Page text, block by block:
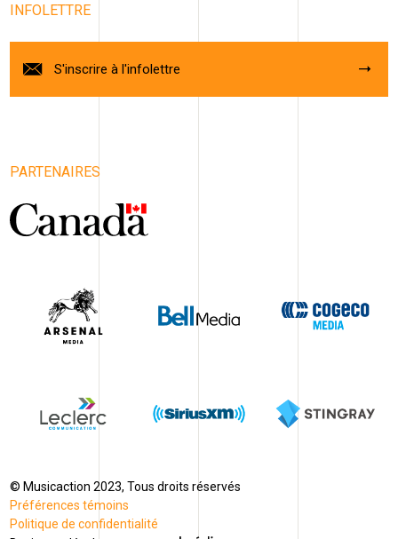
INFOLETTRE
S'inscrire à l'infolettre
PARTENAIRES
© Musicaction 2023, Tous droits réservés
Préférences témoins
Politique de confidentialité